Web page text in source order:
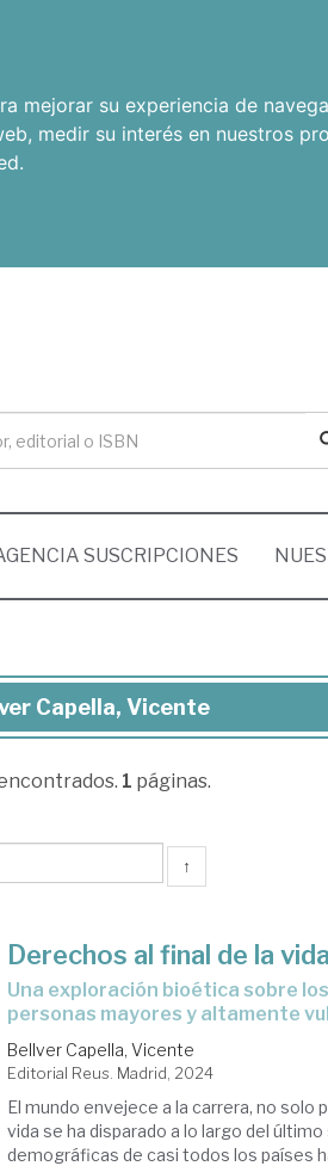
mejorar su experiencia de
, medir su interés en nuestros
.
SUSCRIPCIONES
Capella, Vicente
1 páginas.
↑
Derechos al final de la vida
una exploración bioética sobre los derechos de las
personas mayores y altamente
Bellver Capella, Vicente
Editorial Reus. Madrid, 2024
El mundo envejece a la carrera, no solo
vida se ha disparado a lo largo del
demográficas de casi todos los países